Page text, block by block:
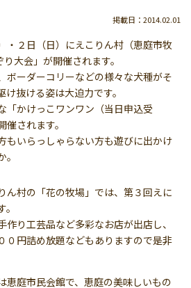
掲載日：2014.02.01
・２日（日）にえこりん村（恵庭市牧
大会」が開催されます。
ボーダーコリーなどの様々な犬種がそ
抜ける姿は大迫力です。
「かけっこワンワン（当日申込受
されます。
もいらっしゃらない方も遊びに出かけ
ん村の「花の牧場」では、第３回えに
り工芸品など多彩なお店が出店し、
０円詰め放題などもありますので是非
恵庭市民会館で、恵庭の美味しいもの